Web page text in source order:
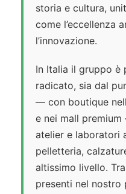
storia e cultura,
come l’eccellenza
l’innovazione.
In Italia il gruppo è
radicato, sia dal
— con boutique
e nei mall
atelier e laboratori
pelletteria,
altissimo livello.
presenti nel nostro